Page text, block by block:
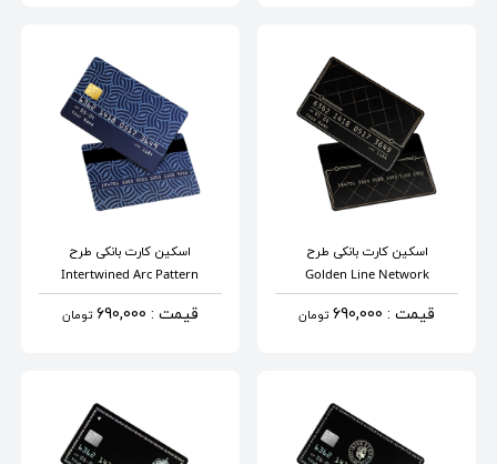
اسکین کارت بانکی طرح
Golden Line Network
قیمت : 690,000 تومان
اسکین کارت بانکیطرح
Intertwined Arc Pattern
قیمت : 690,000 تومان